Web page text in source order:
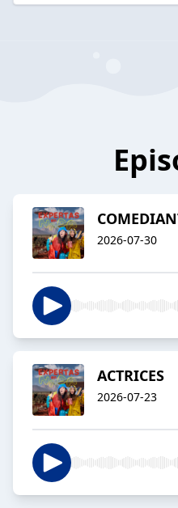
2026-07-30
ACTRICES
2026-07-23